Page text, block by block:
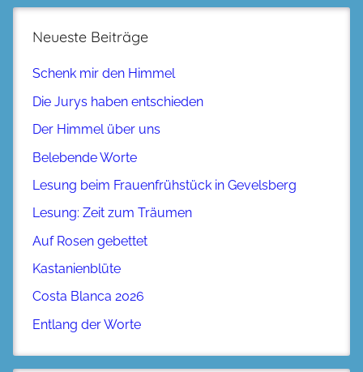
Neueste Beiträge
Schenk mir den Himmel
Die Jurys haben entschieden
Der Himmel über uns
Belebende Worte
Lesung beim Frauenfrühstück in Gevelsberg
Lesung: Zeit zum Träumen
Auf Rosen gebettet
Kastanienblüte
Costa Blanca 2026
Entlang der Worte